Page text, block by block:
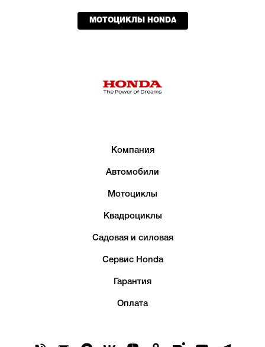
МОТОЦИКЛЫ HONDA
Компания
Автомобили
Мотоциклы
Квадроциклы
Садовая и силовая
Сервис Honda
Гарантия
Оплата